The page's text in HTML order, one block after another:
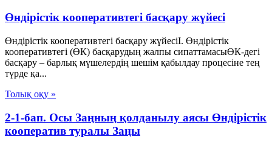
Өндірістік кооперативтегі басқару жүйесі
Өндірістік кооперативтегі басқару жүйесіI. Өндірістік
кооперативтегі (ӨК) басқарудың жалпы сипаттамасыӨК-дегі
басқару – барлық мүшелердің шешім қабылдау процесіне тең
түрде қа...
Толық оқу »
2-1-бап. Осы Заңның қолданылу аясы Өндiрiстiк
кооператив туралы Заңы